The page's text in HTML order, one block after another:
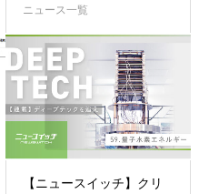
ニュース一覧
【ニュースイッチ】クリ